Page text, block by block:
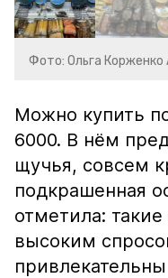
Фото: Ольга Корженко
Можно купить
6000. В нём
щучья, совсем
подкрашенная
отметила:
высоким